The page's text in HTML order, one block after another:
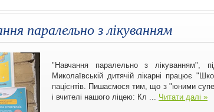
паралельно з лікуванням
"Навчання паралельно з лікуванням",
Миколаївській дитячій лікарні працює
пацієнтів. Пишаємося тим, що з "юними
і вчителі нашого ліцею: Кл ... Читати далі »